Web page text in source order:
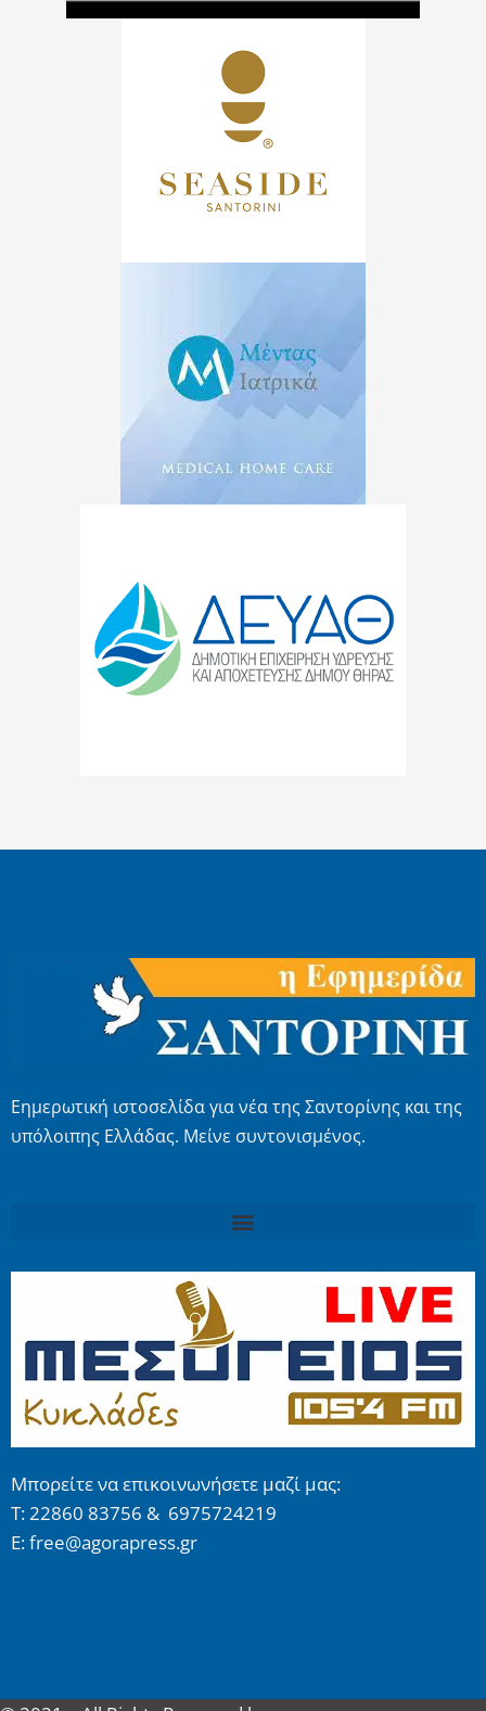
Εημερωτική ιστοσελίδα για νέα της Σαντορίνης και της
υπόλοιπης Ελλάδας. Μείνε συντονισμένος.
Μπορείτε να επικοινωνήσετε μαζί μας:
Τ: 22860 83756 & 6975724219
E: free@agorapress.gr